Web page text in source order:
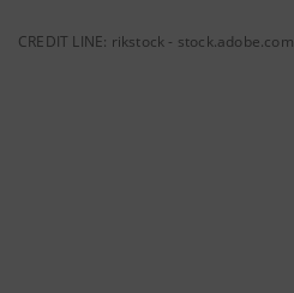
CREDIT LINE: rikstock - stock.adobe.com